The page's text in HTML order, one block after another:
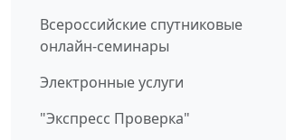
Всероссийские спутниковые
онлайн-семинары
Электронные услуги
"Экспресс Проверка"